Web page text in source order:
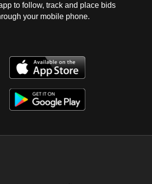
to follow, track and place bids
your mobile phone.